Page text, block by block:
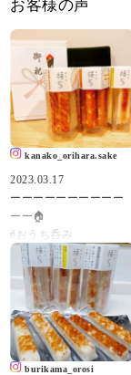
お客様の声
kanako_orihara.sake
2023.03.17
ーーーーーーーーーー
ーー🏠
#おうち呑み
🏠ーーーーーーーーー
ーー
私事ですが本日#mybirth
day です。
（↑昔こんな名前の雑誌
あったな‼︎）
burikama_orosi